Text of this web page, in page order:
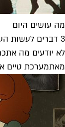
מה עושים היום
3 דברים לעשות הערב בתל אביב: דראג, שירי בנות ואנה פרנק
לא יודעים מה
מאתמערכת טיים